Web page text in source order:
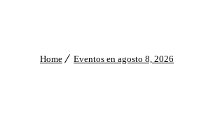
Home Eventos en agosto 8, 2026